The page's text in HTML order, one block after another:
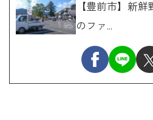
【豊前市】新鮮
のファ...